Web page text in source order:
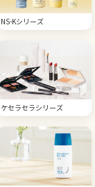
NS-Kシリーズ
ケセラセラシリーズ